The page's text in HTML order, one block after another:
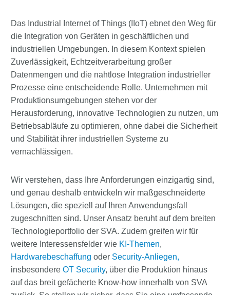
Das Industrial Internet of Things (IIoT) ebnet den Weg für
die Integration von Geräten in geschäftlichen und
industriellen Umgebungen. In diesem Kontext spielen
Zuverlässigkeit, Echtzeitverarbeitung großer
Datenmengen und die nahtlose Integration industrieller
Prozesse eine entscheidende Rolle. Unternehmen mit
Produktionsumgebungen stehen vor der
Herausforderung, innovative Technologien zu nutzen, um
Betriebsabläufe zu optimieren, ohne dabei die Sicherheit
und Stabilität ihrer industriellen Systeme zu
vernachlässigen.
Wir verstehen, dass Ihre Anforderungen einzigartig sind,
und genau deshalb entwickeln wir maßgeschneiderte
Lösungen, die speziell auf Ihren Anwendungsfall
zugeschnitten sind. Unser Ansatz beruht auf dem breiten
Technologieportfolio der SVA. Zudem greifen wir für
weitere Interessensfelder wie KI-Themen,
Hardwarebeschaffung oder Security-Anliegen,
insbesondere OT Security, über die Produktion hinaus
auf das breit gefächerte Know-how innerhalb von SVA